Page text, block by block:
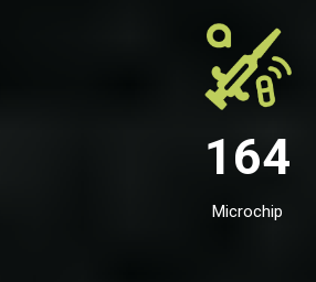
164
Microchip